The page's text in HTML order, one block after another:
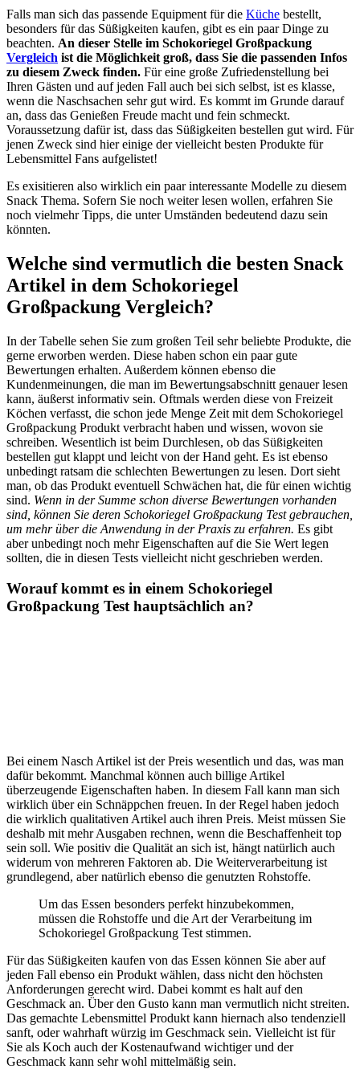
Falls man sich das passende Equipment für die Küche bestellt,
besonders für das Süßigkeiten kaufen, gibt es ein paar Dinge zu
beachten. An dieser Stelle im Schokoriegel Großpackung
Vergleich ist die Möglichkeit groß, dass Sie die passenden Infos
zu diesem Zweck finden. Für eine große Zufriedenstellung bei
Ihren Gästen und auf jeden Fall auch bei sich selbst, ist es klasse,
wenn die Naschsachen sehr gut wird. Es kommt im Grunde darauf
an, dass das Genießen Freude macht und fein schmeckt.
Voraussetzung dafür ist, dass das Süßigkeiten bestellen gut wird. Für
jenen Zweck sind hier einige der vielleicht besten Produkte für
Lebensmittel Fans aufgelistet!
Es exisitieren also wirklich ein paar interessante Modelle zu diesem
Snack Thema. Sofern Sie noch weiter lesen wollen, erfahren Sie
noch vielmehr Tipps, die unter Umständen bedeutend dazu sein
könnten.
Welche sind vermutlich die besten Snack
Artikel in dem Schokoriegel
Großpackung Vergleich?
In der Tabelle sehen Sie zum großen Teil sehr beliebte Produkte, die
gerne erworben werden. Diese haben schon ein paar gute
Bewertungen erhalten. Außerdem können ebenso die
Kundenmeinungen, die man im Bewertungsabschnitt genauer lesen
kann, äußerst informativ sein. Oftmals werden diese von Freizeit
Köchen verfasst, die schon jede Menge Zeit mit dem Schokoriegel
Großpackung Produkt verbracht haben und wissen, wovon sie
schreiben. Wesentlich ist beim Durchlesen, ob das Süßigkeiten
bestellen gut klappt und leicht von der Hand geht. Es ist ebenso
unbedingt ratsam die schlechten Bewertungen zu lesen. Dort sieht
man, ob das Produkt eventuell Schwächen hat, die für einen wichtig
sind. Wenn in der Summe schon diverse Bewertungen vorhanden
sind, können Sie deren Schokoriegel Großpackung Test gebrauchen,
um mehr über die Anwendung in der Praxis zu erfahren. Es gibt
aber unbedingt noch mehr Eigenschaften auf die Sie Wert legen
sollten, die in diesen Tests vielleicht nicht geschrieben werden.
Worauf kommt es in einem Schokoriegel
Großpackung Test hauptsächlich an?
Bei einem Nasch Artikel ist der Preis wesentlich und das, was man
dafür bekommt. Manchmal können auch billige Artikel
überzeugende Eigenschaften haben. In diesem Fall kann man sich
wirklich über ein Schnäppchen freuen. In der Regel haben jedoch
die wirklich qualitativen Artikel auch ihren Preis. Meist müssen Sie
deshalb mit mehr Ausgaben rechnen, wenn die Beschaffenheit top
sein soll. Wie positiv die Qualität an sich ist, hängt natürlich auch
widerum von mehreren Faktoren ab. Die Weiterverarbeitung ist
grundlegend, aber natürlich ebenso die genutzten Rohstoffe.
Um das Essen besonders perfekt hinzubekommen,
müssen die Rohstoffe und die Art der Verarbeitung im
Schokoriegel Großpackung Test stimmen.
Für das Süßigkeiten kaufen von das Essen können Sie aber auf
jeden Fall ebenso ein Produkt wählen, dass nicht den höchsten
Anforderungen gerecht wird. Dabei kommt es halt auf den
Geschmack an. Über den Gusto kann man vermutlich nicht streiten.
Das gemachte Lebensmittel Produkt kann hiernach also tendenziell
sanft, oder wahrhaft würzig im Geschmack sein. Vielleicht ist für
Sie als Koch auch der Kostenaufwand wichtiger und der
Geschmack kann sehr wohl mittelmäßig sein.